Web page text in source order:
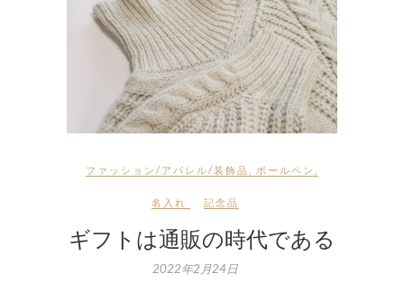
ファッション/アパレル/装飾品 ボールペン
名入れ 記念品
ギフトは通販の時代である
2022年2月24日